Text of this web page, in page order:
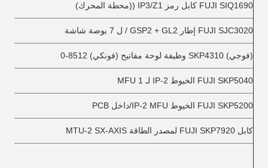
FUJI SIQ1690 كابل رمز IP3/Z1 ((محطة المحرك)
FUJI SJC3020 إطار GSP2 + GL2 / ل 7 بوصة شاشة
(فوجي) SKP4310 وظيفة لوحة مفاتيح (فونكي) 8512-0
FUJI SKP5040 الخيوط IP-2 لـ 1 MFU
FUJI SKP5200 الخيوط IP-2 MFU/داخل PCB
كابل FUJI SKP7920 لمصدر الطاقة MTU-2 SX-AXIS